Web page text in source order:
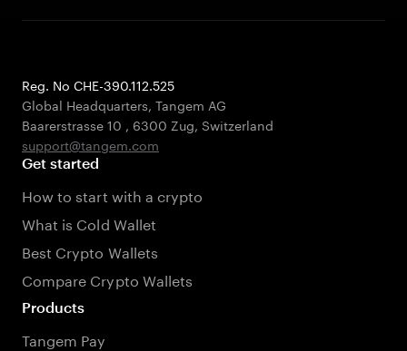
Reg. No CHE-390.112.525
Global Headquarters, Tangem AG
Baarerstrasse 10 , 6300 Zug, Switzerland
support@tangem.com
Get started
How to start with a crypto
What is Cold Wallet
Best Crypto Wallets
Compare Crypto Wallets
Products
Tangem Pay